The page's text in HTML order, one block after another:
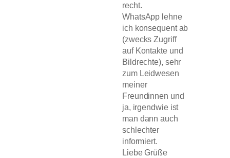
recht.
WhatsApp lehne
ich konsequent ab
(zwecks Zugriff
auf Kontakte und
Bildrechte), sehr
zum Leidwesen
meiner
Freundinnen und
ja, irgendwie ist
man dann auch
schlechter
informiert.
Liebe Grüße